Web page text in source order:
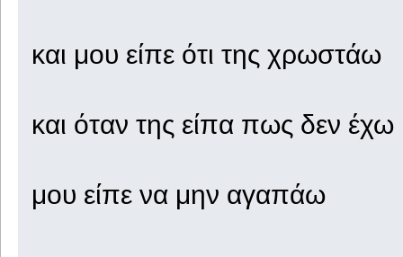
και μου είπε ότι της χρωστάω
και όταν της είπα πως δεν έχω
μου είπε να μην αγαπάω